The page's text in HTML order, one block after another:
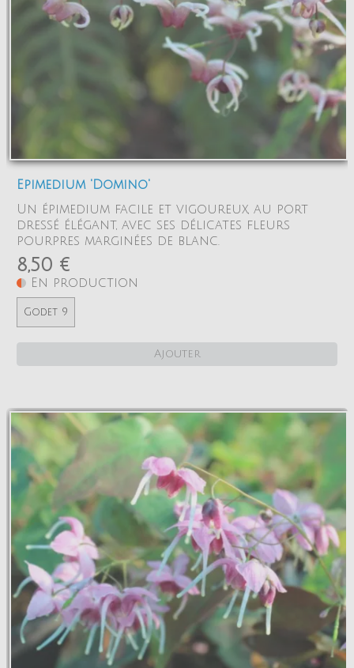
Epimedium 'Domino'
Un épimedium facile et vigoureux, au port
dressé élégant, avec ses délicates fleurs
pourpres marginées de blanc.
8,50 €
En production
Godet 9
Ajouter